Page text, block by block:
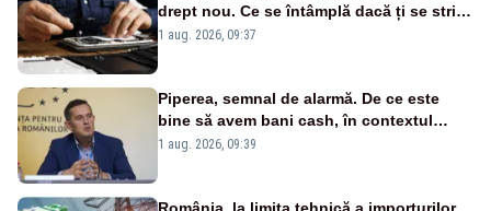
drept nou. Ce se întâmplă dacă ți se strică
un produs
1 aug. 2026, 09:37
Piperea, semnal de alarmă. De ce este
bine să avem bani cash, în contextul
alertei energetice?
1 aug. 2026, 09:39
România, la limita tehnică a importurilor